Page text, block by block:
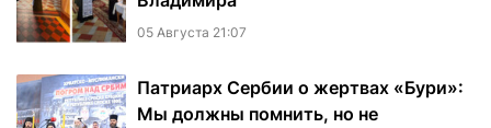
05 Августа 21:07
Патриарх Сербии о жертвах «Бури»:
Мы должны помнить, но не